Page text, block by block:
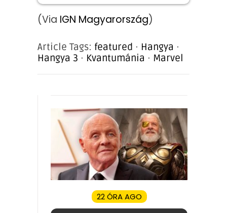
(Via IGN Magyarország)
Article Tags: featured · Hangya ·
Hangya 3 · Kvantumánia · Marvel
22 ÓRA AGO